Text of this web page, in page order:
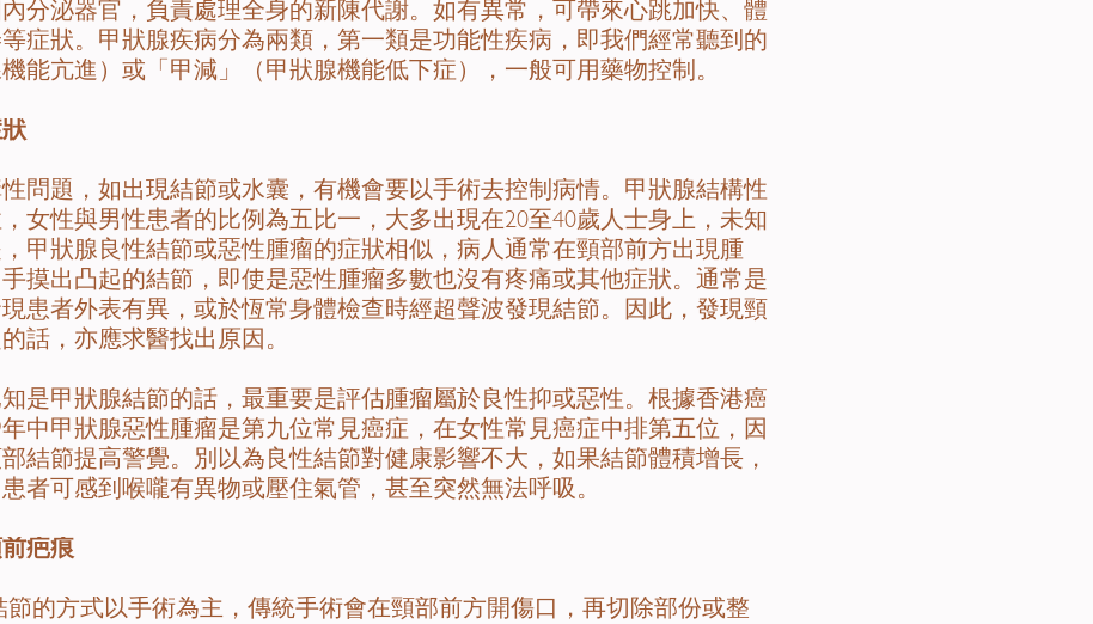
泌器官，負責處理全身的新陳代謝。如有異常，可帶來心跳加快、體
症狀。甲狀腺疾病分為兩類，第一類是功能性疾病，即我們經常聽到的
機能亢進）或「甲減」（甲狀腺機能低下症），一般可用藥物控制。
題，如出現結節或水囊，有機會要以手術去控制病情。甲狀腺結構性
女性與男性患者的比例為五比一，大多出現在20至40歲人士身上，未知
甲狀腺良性結節或惡性腫瘤的症狀相似，病人通常在頸部前方出現腫
摸出凸起的結節，即使是惡性腫瘤多數也沒有疼痛或其他症狀。通常是
患者外表有異，或於恆常身體檢查時經超聲波發現結節。因此，發現頸
話，亦應求醫找出原因。
甲狀腺結節的話，最重要是評估腫瘤屬於良性抑或惡性。根據香港癌
中甲狀腺惡性腫瘤是第九位常見癌症，在女性常見癌症中排第五位，因
結節提高警覺。別以為良性結節對健康影響不大，如果結節體積增長，
者可感到喉嚨有異物或壓住氣管，甚至突然無法呼吸。
疤痕
方式以手術為主，傳統手術會在頸部前方開傷口，再切除部份或整